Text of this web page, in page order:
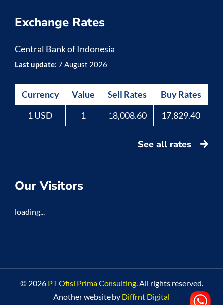
Exchange Rates
Central Bank of Indonesia
Last update: 7 August 2026
Currency Value Sell Rates
Buy Rates
1 USD
1 18,008.60 17,829.40
See all rates
Our Visitors
loading...
© 2026 PT Ofisi Prima Consulting. All rights reserved.
Another website by Diffrnt Digital